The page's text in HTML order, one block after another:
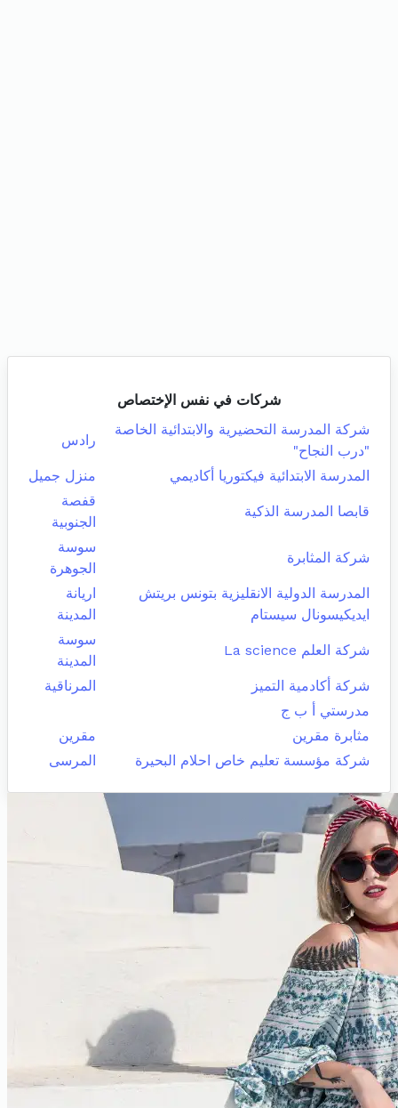
شركات في نفس الإختصاص
شركة المدرسة التحضيرية والابتدائية الخاصة
"درب النجاح"
رادس
المدرسة الابتدائية فيكتوريا أكاديمي منزل جميل
قابصا المدرسة الذكية
قفصة
الجنوبية
شركة المثابرة
سوسة
الجوهرة
المدرسة الدولية الانقليزية بتونس بريتش
ايديكيسونال سيستام
اريانة
المدينة
شركة العلم La science
سوسة
المدينة
شركة أكادمية التميز
المرناقية
مدرستي أ ب ج
مثابرة مقرين
مقرين
شركة مؤسسة تعليم خاص احلام البحيرة
المرسى